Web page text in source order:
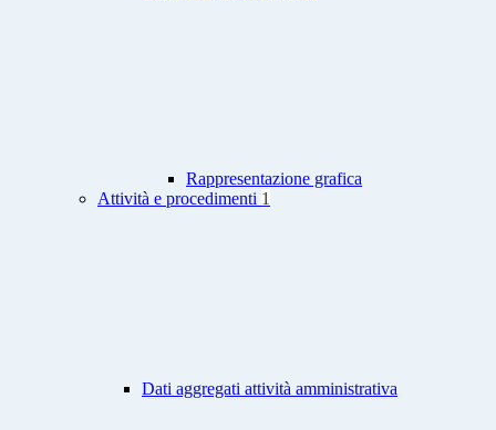
Rappresentazione grafica
Attività e procedimenti 1
Dati aggregati attività amministrativa